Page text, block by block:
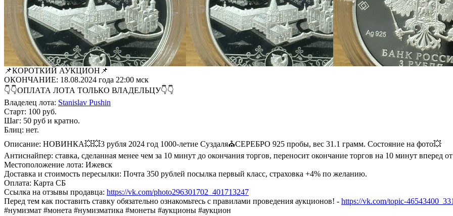
📌КОРОТКИЙ АУКЦИОН📌
ОКОНЧАНИЕ: 18.08.2024 года 22:00 мск
👇👇ОПЛАТА ЛОТА ТОЛЬКО ВЛАДЕЛЬЦУ👇👇
Владелец лота: Stanislav Pushin
Старт: 100 руб.
Шаг: 50 руб и кратно.
Блиц: нет.
Описание: НОВИНКА💥💥3 рубля 2024 год 1000-летие Суздаля⛪️СЕРЕБРО 925 пробы, вес 31.1 грамм. Состояние на фото💥
Антиснайпер: ставка, сделанная менее чем за 10 минут до окончания торгов, переносит окончание торгов на 10 минут вперед
Местоположение лота: Ижевск
Доставка и стоимость пересылки: Почта 350 рублей посылка первый класс, страховка +4% по желанию.
Оплата: Карта СБ
Ссылка на отзывы продавца: https://vk.com/photo296301702_401713247
Перед тем как поставить ставку обязательно ознакомьтесь с правилами проведения аукционов! - https://vk.com/topic-
#нумизмат #монета #нумизматика #монеты #аукционы #аукцион